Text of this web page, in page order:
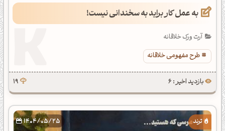
به عمل کار براید به سخندانی نیست!
آرت ورک خلاقانه
طرح مفهومی خلاقانه
بازدید اخیر : 6 19
1404/05/25